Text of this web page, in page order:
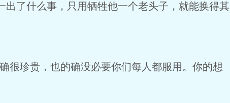
了什么事，只用牺牲他一个老头子，就能换得其
很珍贵，也的确没必要你们每人都服用。你的想